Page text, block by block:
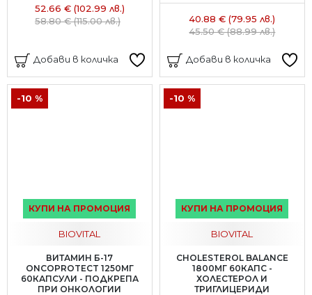
52.66 € (102.99 лв.)
58.80 € (115.00 лв.)
Добави в количка
40.88 € (79.95 лв.)
45.50 € (88.99 лв.)
Добави в количка
КУПИ НА ПРОМОЦИЯ
-10 %
BIOVITAL
ВИТАМИН Б-17
ONCOPROTECT 1250МГ
60КАПСУЛИ - ПОДКРЕПА
ПРИ ОНКОЛОГИИ
КУПИ НА ПРОМОЦИЯ
-10 %
BIOVITAL
CHOLESTEROL BALANCE
1800МГ 60КАПС -
ХОЛЕСТЕРОЛ И
ТРИГЛИЦЕРИДИ